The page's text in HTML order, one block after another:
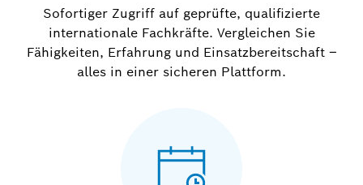
Sofortiger Zugriff auf geprüfte, qualifizierte
internationale Fachkräfte. Vergleichen Sie
Fähigkeiten, Erfahrung und Einsatzbereitschaft –
alles in einer sicheren Plattform.